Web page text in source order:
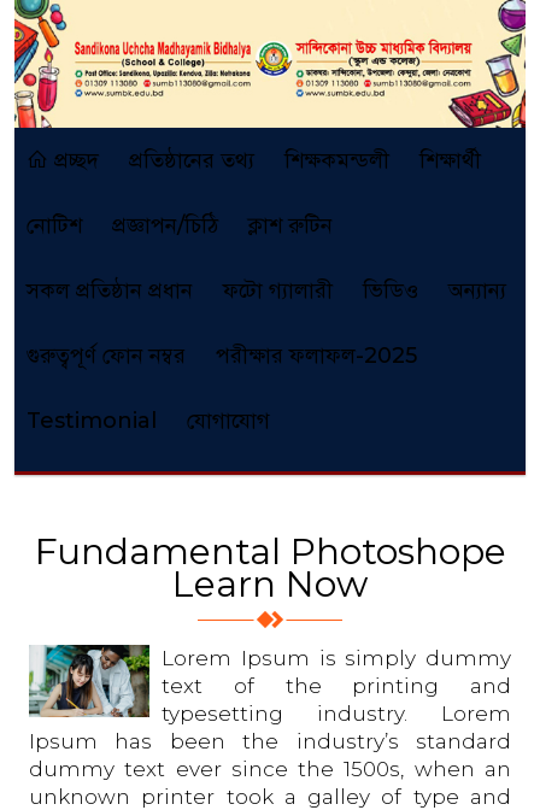
প্রচ্ছদ প্রতিষ্ঠানের তথ্য শিক্ষকমন্ডলী শিক্ষার্থী
নোটিশ প্রজ্ঞাপন/চিঠি ক্লাশ রুটিন
সকল প্রতিষ্ঠান প্রধান ফটো গ্যালারী ভিডিও অন্যান্য
গুরুত্বপূর্ণ ফোন নম্বর পরীক্ষার ফলাফল-2025
Testimonial যোগাযোগ
Fundamental Photoshope
Learn Now
Lorem Ipsum is simply dummy
text of the printing and
typesetting industry. Lorem
Ipsum has been the industry’s standard
dummy text ever since the 1500s, when an
unknown printer took a galley of type and